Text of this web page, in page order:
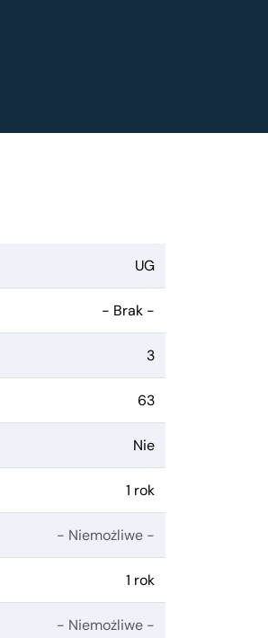
UG
- Brak -
3
63
Nie
1 rok
- Niemożliwe -
1 rok
- Niemożliwe -